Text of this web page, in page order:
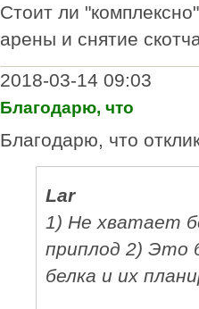
Стоит ли
арены и снятие
2018-03-14 09:03
Благодарю, что
Благодарю, что
Lar
1) Не хватает
приплод 2) Это
белка и их